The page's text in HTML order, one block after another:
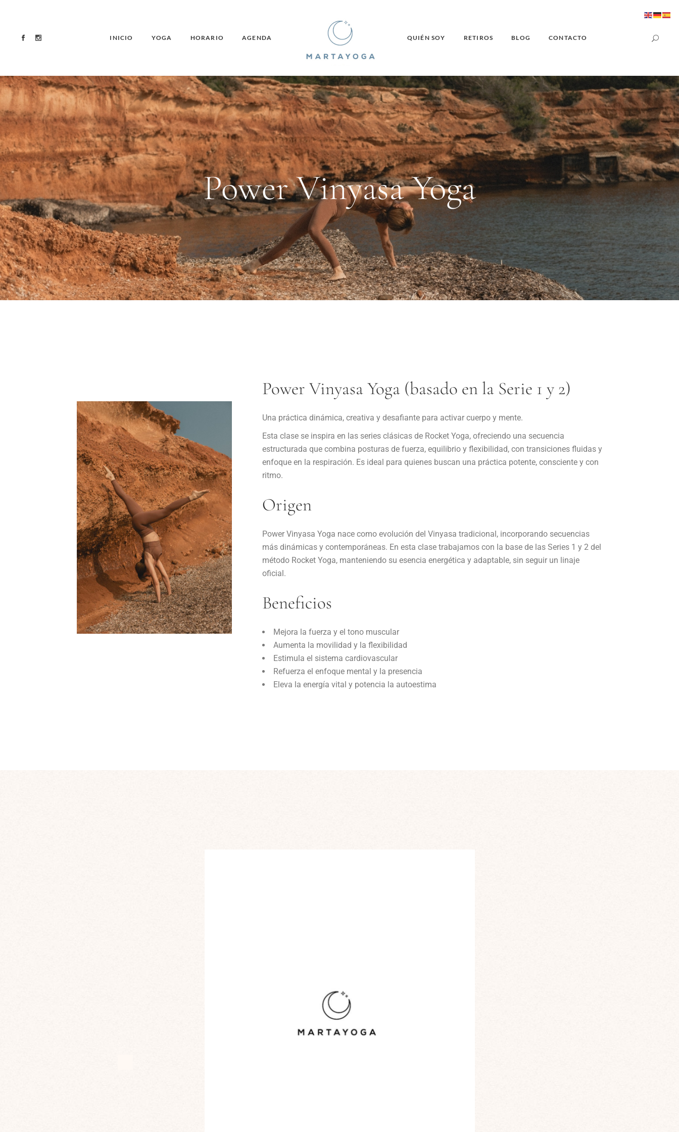
INICIO YOGA HORARIO AGENDA QUIÉN SOY RETIROS BLOG CONTACTO
Power Vinyasa Yoga
Power Vinyasa Yoga (basado en la Serie 1 y 2)
Una práctica dinámica, creativa y desafiante para activar cuerpo y mente.
Esta clase se inspira en las series clásicas de Rocket Yoga, ofreciendo una secuencia
estructurada que combina posturas de fuerza, equilibrio y flexibilidad, con transiciones fluidas y
enfoque en la respiración. Es ideal para quienes buscan una práctica potente, consciente y con
ritmo.
Origen
Power Vinyasa Yoga nace como evolución del Vinyasa tradicional, incorporando secuencias
más dinámicas y contemporáneas. En esta clase trabajamos con la base de las Series 1 y 2 del
método Rocket Yoga, manteniendo su esencia energética y adaptable, sin seguir un linaje
oficial.
Beneficios
Mejora la fuerza y el tono muscular
Aumenta la movilidad y la flexibilidad
Estimula el sistema cardiovascular
Refuerza el enfoque mental y la presencia
Eleva la energía vital y potencia la autoestima